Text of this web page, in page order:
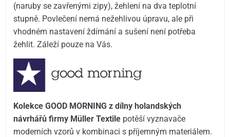
(naruby se zavřenými zipy), žehlení na dva teplotní
stupně. Povlečení nemá nežehlivou úpravu, ale při
vhodném nastavení ždímání a sušení není potřeba
žehlit. Záleží pouze na Vás.
Kolekce GOOD MORNING z dílny holandských
návrhářů firmy Müller Textile potěší vyznavače
moderních vzorů v kombinaci s příjemným materiálem.